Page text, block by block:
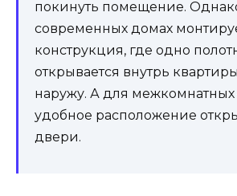
покинуть помещение.
современных домах
конструкция, где одно
открывается внутрь
наружу. А для
удобное расположение
двери.